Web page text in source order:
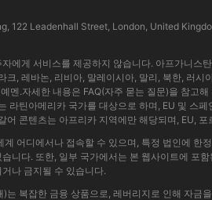
122 Leadenhall Street, London, United
에게 서비스를 제공하지 않습니다. 아프가니스
크, 레바논, 리비아, 말레이시아, 말리, 북한, 러
멘.자세한 내용은 FAQ(자주 묻는 질문)을 참고해
라틴아메리카 국가를 대상으로 하며, EU 및 스
어 콘텐츠는 아프리카 지역에만 해당되며, EU,
계 어디에서나 접속할 수 있으며, 특정 법인에 한
니다. 또한, 일부 국가에서는 본 웹사이트에 포
나 금지될 수 있습니다.
는 복잡한 금융 상품으로, 레버리지로 인해 자금